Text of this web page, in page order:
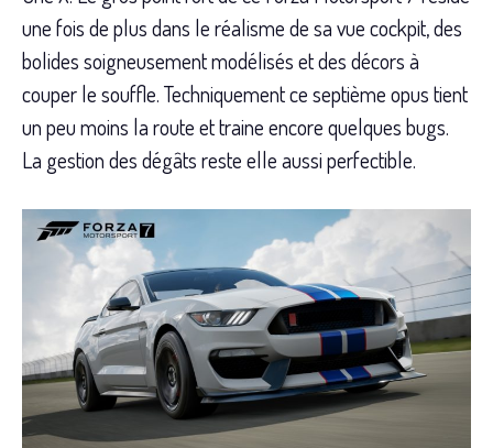
une fois de plus dans le réalisme de sa vue cockpit, des
bolides soigneusement modélisés et des décors à
couper le souffle. Techniquement ce septième opus tient
un peu moins la route et traine encore quelques bugs.
La gestion des dégâts reste elle aussi perfectible.